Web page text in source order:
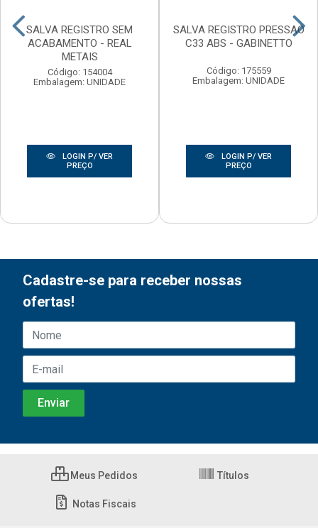
SALVA REGISTRO SEM
ACABAMENTO - REAL
METAIS
Código: 154004
Embalagem: UNIDADE
LOGIN P/ VER
PREÇO
SALVA REGISTRO PRESSAO
C33 ABS - GABINETTO
Código: 175559
Embalagem: UNIDADE
LOGIN P/ VER
PREÇO
Cadastre-se para receber nossas
ofertas!
Meus Pedidos Títulos
Notas Fiscais